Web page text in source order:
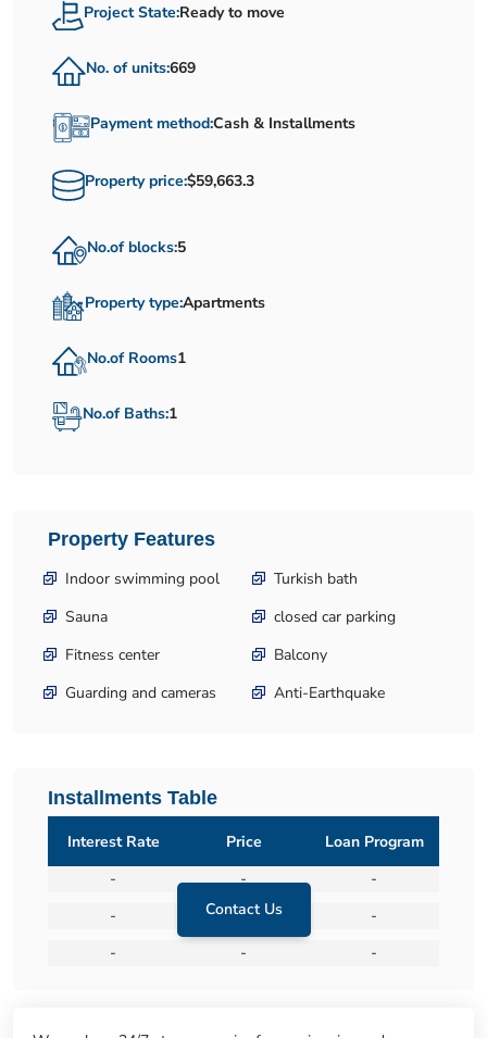
Project State:Ready to move
No. of units:669
Payment method:Cash & Installments
Property price:$59,663.3
No.of blocks:5
Property type:Apartments
No.of Rooms1
No.of Baths:1
Property Features
Indoor swimming pool
Turkish bath
Sauna
closed car parking
Fitness center
Balcony
Guarding and cameras
Anti-Earthquake
Installments Table
Contact Us
Interest Rate Price
Loan Program
-
-
-
-
-
-
-
- -